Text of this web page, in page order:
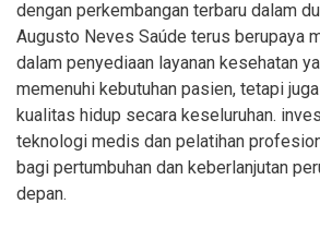
dengan perkembangan terbaru dalam
Augusto Neves Saúde terus berupaya
dalam penyediaan layanan kesehatan
memenuhi kebutuhan pasien, tetapi
kualitas hidup secara keseluruhan.
teknologi medis dan pelatihan
bagi pertumbuhan dan keberlanjutan
depan.